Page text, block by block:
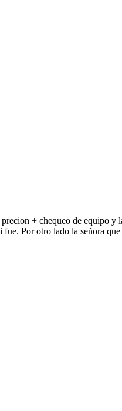
+ chequeo de equipo
Por otro lado la señora